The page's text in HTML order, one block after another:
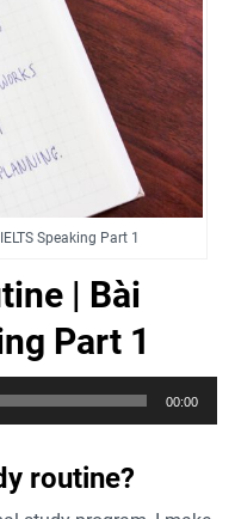
Speaking Part 1
| Bài
Part 1
00:00
routine?